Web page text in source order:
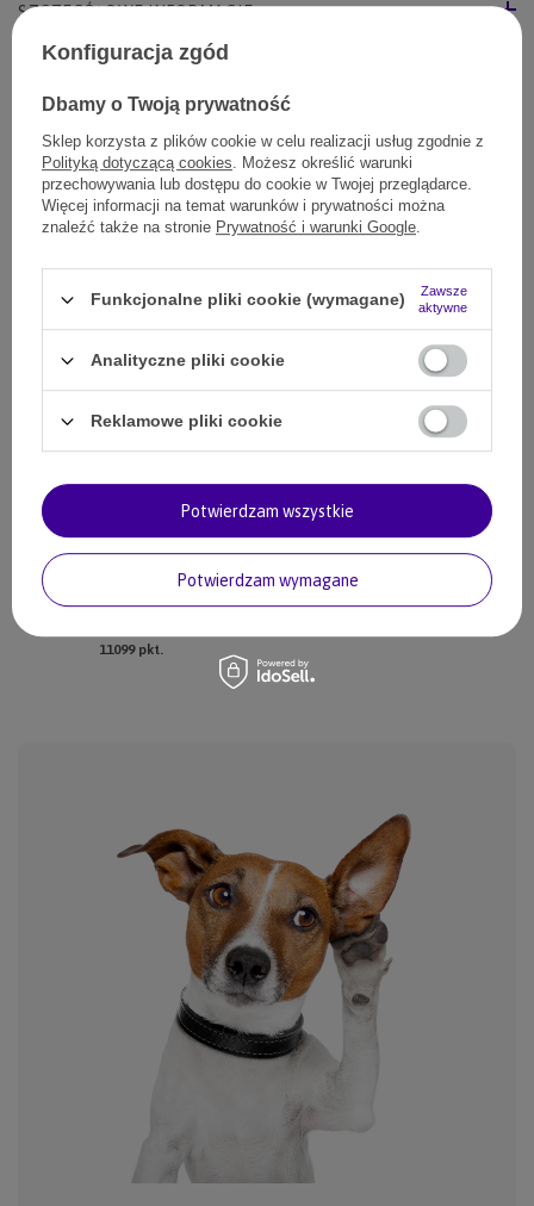
SZCZEGÓŁOWE INFORMACJE
OPINIE
Ubranko dla psa kurtka na jesienne dni zielone XXL
11599pkt.
Ubranko dla psa kurtka jesienna kolor czerwony M
9099pkt.
Ubranko dla psa kurtka kolor szary XL
11099pkt.
Konfiguracja zgód
Dbamy o Twoją prywatność
Sklep korzysta z plików cookie w celu realizacji usług zgodnie z
Polityką dotyczącą cookies. Możesz określić warunki
przechowywania lub dostępu do cookie w Twojej przeglądarce.
Więcej informacji na temat warunków i prywatności można
znaleźć także na stronie Prywatność i warunki Google.
Funkcjonalne pliki cookie (wymagane)
Zawsze
aktywne
Analityczne pliki cookie
Reklamowe pliki cookie
Potwierdzam wymagane
Potwierdzam wszystkie